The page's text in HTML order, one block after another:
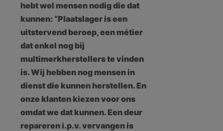
hebt wel mensen nodig die dat
kunnen: “Plaatslager is een
uitstervend beroep, een métier
dat enkel nog bij
multimerkherstellers te vinden
is. Wij hebben nog mensen in
dienst die kunnen herstellen. En
onze klanten kiezen voor ons
omdat we dat kunnen. Een deur
repareren i.p.v. vervangen is